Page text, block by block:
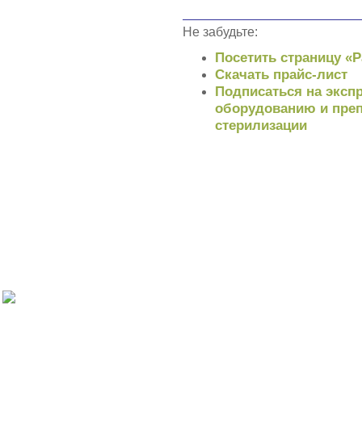
Не забудьте:
Посетить страницу
Скачать прайс-лист
Подписаться на
оборудованию и
стерилизации